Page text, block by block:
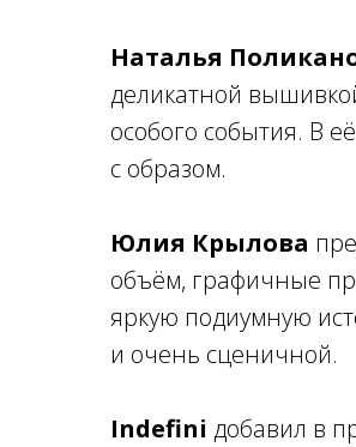
Наталья
деликатной
особого события. В
с образом.
Юлия Крылова
объём, графичные
яркую подиумную
и очень сценичной.
Indefini добавил в